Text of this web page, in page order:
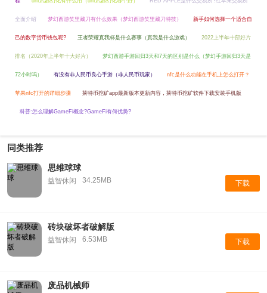
全面介绍 梦幻西游笑里藏刀有什么效果（梦幻西游笑里藏刀特技） 新手如何选择一个适合自
己的数字货币钱包呢? 王者荣耀真我杯是什么赛事（真我是什么游戏） 2022上半年十部好片
排名（2020年上半年十大好片） 梦幻西游手游回归3天和7天的区别是什么（梦幻手游回归3天是
72小时吗） 有没有非人民币良心手游（非人民币玩家） nfc是什么功能在手机上怎么打开？
苹果nfc打开的详细步骤 莱特币挖矿app最新版本更新内容，莱特币挖矿软件下载安装手机版
科普:怎么理解GameFi概念?GameFi有何优势?
同类推荐
思维球球
益智休闲 34.25MB 下载
砖块破坏者破解版
益智休闲 6.53MB 下载
废品机械师